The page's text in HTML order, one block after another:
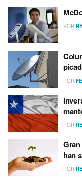
POR
POR
POR
han
POR